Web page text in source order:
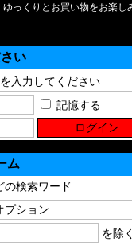
っくりとお買い物をお楽し
い
記憶する
ム
の検索ワード
を除く